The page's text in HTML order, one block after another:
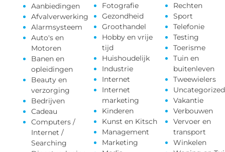
Aanbiedingen
Afvalverwerking
Alarmsysteem
Auto's en
Motoren
Banen en
opleidingen
Beauty en
verzorging
Bedrijven
Cadeau
Computers /
Internet /
Searching
Fotografie
Gezondheid
Groothandel
Hobby en vrije
tijd
Huishoudelijk
Industrie
Internet
Internet
marketing
Kinderen
Kunst en Kitsch
Management
Marketing
Rechten
Sport
Telefonie
Testing
Toerisme
Tuin en
buitenleven
Tweewielers
Uncategorized
Vakantie
Verbouwen
Vervoer en
transport
Winkelen